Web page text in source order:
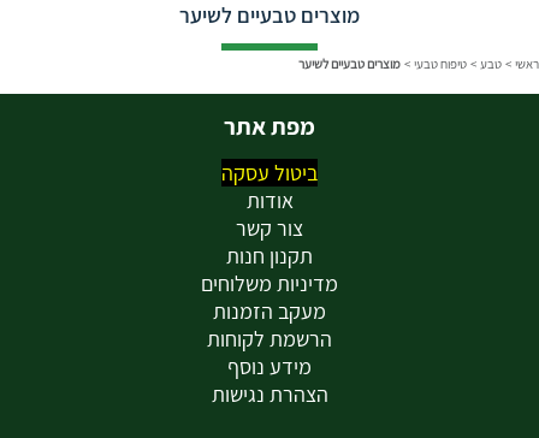
מוצרים טבעיים לשיער
ראשי > טבע > טיפוח טבעי > מוצרים טבעיים לשיער
מפת אתר
ביטול עסקה
אודות
צור קשר
תקנון חנות
מדיניות משלוחים
מעקב הזמנות
הרשמת לקוחות
מידע נוסף
הצהרת נגישות